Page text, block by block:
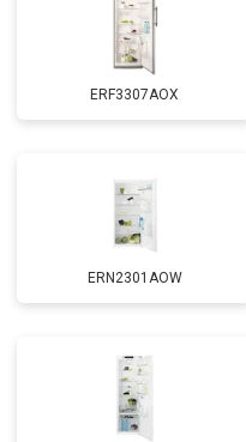
ERF3307AOX
ERN2301AOW